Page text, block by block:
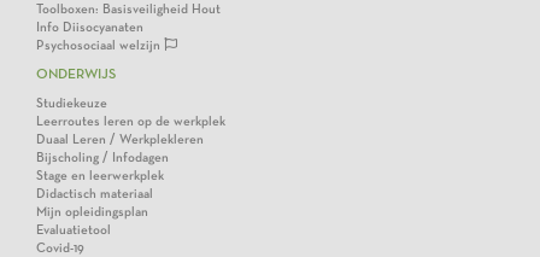
Toolboxen: Basisveiligheid Hout
Info Diisocyanaten
Psychosociaal welzijn
ONDERWIJS
Studiekeuze
Leerroutes leren op de werkplek
Duaal Leren / Werkplekleren
Bijscholing / Infodagen
Stage en leerwerkplek
Didactisch materiaal
Mijn opleidingsplan
Evaluatietool
Covid-19